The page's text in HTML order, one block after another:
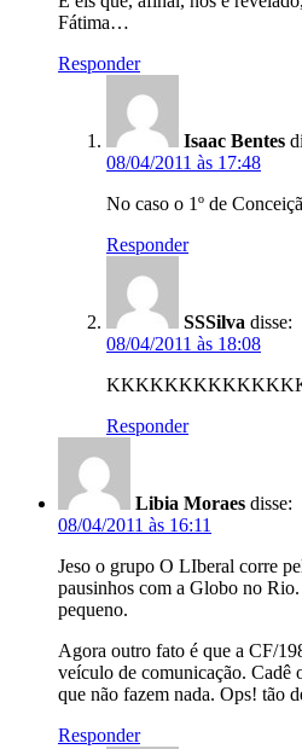
Fátima…
Responder
Isaac Bentes
08/04/2011 às 17:48
No caso o 1º de
Responder
SSSilva disse:
08/04/2011 às 18:08
Responder
Libia Moraes disse:
08/04/2011 às 16:11
Jeso o grupo O LIberal corre
pausinhos com a Globo no
pequeno.
Agora outro fato é que a CF/
veículo de comunicação. Cadê
que não fazem nada. Ops! tão
Responder